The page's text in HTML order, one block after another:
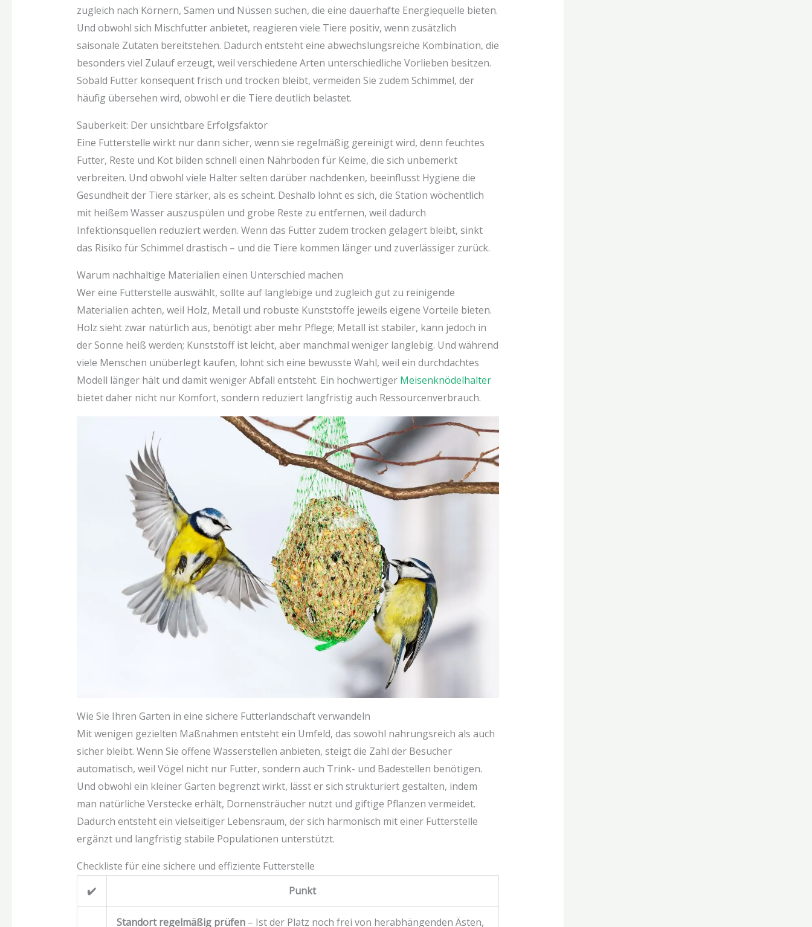
zugleich nach Körnern, Samen und Nüssen suchen, die eine dauerhafte Energiequelle bieten.
Und obwohl sich Mischfutter anbietet, reagieren viele Tiere positiv, wenn zusätzlich
saisonale Zutaten bereitstehen. Dadurch entsteht eine abwechslungsreiche Kombination, die
besonders viel Zulauf erzeugt, weil verschiedene Arten unterschiedliche Vorlieben besitzen.
Sobald Futter konsequent frisch und trocken bleibt, vermeiden Sie zudem Schimmel, der
häufig übersehen wird, obwohl er die Tiere deutlich belastet.
Sauberkeit: Der unsichtbare Erfolgsfaktor
Eine Futterstelle wirkt nur dann sicher, wenn sie regelmäßig gereinigt wird, denn feuchtes
Futter, Reste und Kot bilden schnell einen Nährboden für Keime, die sich unbemerkt
verbreiten. Und obwohl viele Halter selten darüber nachdenken, beeinflusst Hygiene die
Gesundheit der Tiere stärker, als es scheint. Deshalb lohnt es sich, die Station wöchentlich
mit heißem Wasser auszuspülen und grobe Reste zu entfernen, weil dadurch
Infektionsquellen reduziert werden. Wenn das Futter zudem trocken gelagert bleibt, sinkt
das Risiko für Schimmel drastisch – und die Tiere kommen länger und zuverlässiger zurück.
Warum nachhaltige Materialien einen Unterschied machen
Wer eine Futterstelle auswählt, sollte auf langlebige und zugleich gut zu reinigende
Materialien achten, weil Holz, Metall und robuste Kunststoffe jeweils eigene Vorteile bieten.
Holz sieht zwar natürlich aus, benötigt aber mehr Pflege; Metall ist stabiler, kann jedoch in
der Sonne heiß werden; Kunststoff ist leicht, aber manchmal weniger langlebig. Und während
viele Menschen unüberlegt kaufen, lohnt sich eine bewusste Wahl, weil ein durchdachtes
Modell länger hält und damit weniger Abfall entsteht. Ein hochwertiger Meisenknödelhalter
bietet daher nicht nur Komfort, sondern reduziert langfristig auch Ressourcenverbrauch.
Wie Sie Ihren Garten in eine sichere Futterlandschaft verwandeln
Mit wenigen gezielten Maßnahmen entsteht ein Umfeld, das sowohl nahrungsreich als auch
sicher bleibt. Wenn Sie offene Wasserstellen anbieten, steigt die Zahl der Besucher
automatisch, weil Vögel nicht nur Futter, sondern auch Trink- und Badestellen benötigen.
Und obwohl ein kleiner Garten begrenzt wirkt, lässt er sich strukturiert gestalten, indem
man natürliche Verstecke erhält, Dornensträucher nutzt und giftige Pflanzen vermeidet.
Dadurch entsteht ein vielseitiger Lebensraum, der sich harmonisch mit einer Futterstelle
ergänzt und langfristig stabile Populationen unterstützt.
Checkliste für eine sichere und effiziente Futterstelle
✔️
Punkt
Standort regelmäßig prüfen– Ist der Platz noch frei von herabhängenden Ästen,